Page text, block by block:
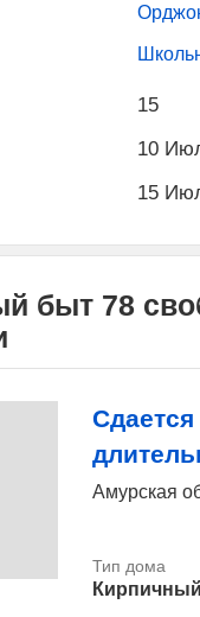
15
10
15
быт 78
Амурская
Кирпичный